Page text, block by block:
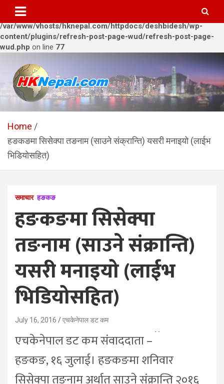
Warning
: Trying to access array offset on value of type bool in
/var/www/vhosts/hknepal.com/httpdocs/deshbidesh/wp-
content/plugins/refresh-post-page-wud/refresh-post-page-
wud.php on line 77
content
HKNepal.com – हङकङबाट
सञ्चालित पहिलो नेपाली अनलाईन
पत्रिका
hknepal, hknepal.com, hk nepal, hk nepal com
Home
हङकङमा सिसेक्पा तङनाम (साउने संक्रान्ति) यसरी मनाइयो (लाईभ
भिडियोसहित)
समाचार हङकङ
हङकङमा सिसेक्पा
तङनाम (साउने संक्रान्ति)
यसरी मनाइयो (लाईभ
भिडियोसहित)
July 16, 2016 एचकेनेपाल डट कम
एचकेनेपाल डट कम संवाददाता –
हङकङ, १६ जुलाई। हङकङमा शनिवार
सिसेक्पा तङनाम अर्थात साउने संक्रान्ति २०१६